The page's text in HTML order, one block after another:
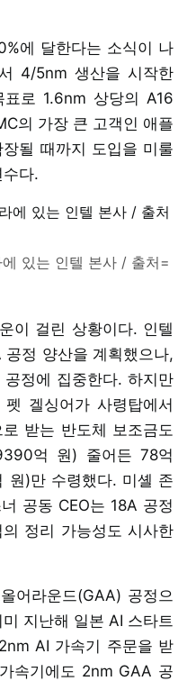
에 달한다는 소식이 나
4/5nm 생산을 시작한
로 1.6nm 상당의 A16
의 가장 큰 고객인 애플
될 때까지 도입을 미룰
다.
있는 인텔 본사 / 출처=
이 걸린 상황이다. 인텔
정 양산을 계획했으나,
정에 집중한다. 하지만
겔싱어가 사령탑에서
받는 반도체 보조금도
억 원) 줄어든 78억
)만 수령했다. 미셸 존
공동 CEO는 18A 공정
정리 가능성도 시사한
어라운드(GAA) 공정으
지난해 일본 AI 스타트
AI 가속기 주문을 받
속기에도 2nm GAA 공